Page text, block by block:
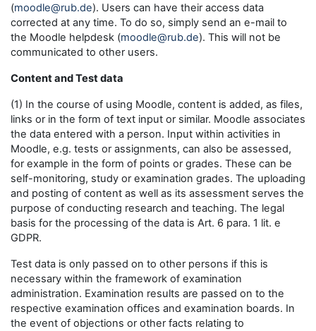
(moodle@rub.de). Users can have their access data
corrected at any time. To do so, simply send an e-mail to
the Moodle helpdesk (moodle@rub.de). This will not be
communicated to other users.
Content and Test data
(1) In the course of using Moodle, content is added, as files,
links or in the form of text input or similar. Moodle associates
the data entered with a person. Input within activities in
Moodle, e.g. tests or assignments, can also be assessed,
for example in the form of points or grades. These can be
self-monitoring, study or examination grades. The uploading
and posting of content as well as its assessment serves the
purpose of conducting research and teaching. The legal
basis for the processing of the data is Art. 6 para. 1 lit. e
GDPR.
Test data is only passed on to other persons if this is
necessary within the framework of examination
administration. Examination results are passed on to the
respective examination offices and examination boards. In
the event of objections or other facts relating to